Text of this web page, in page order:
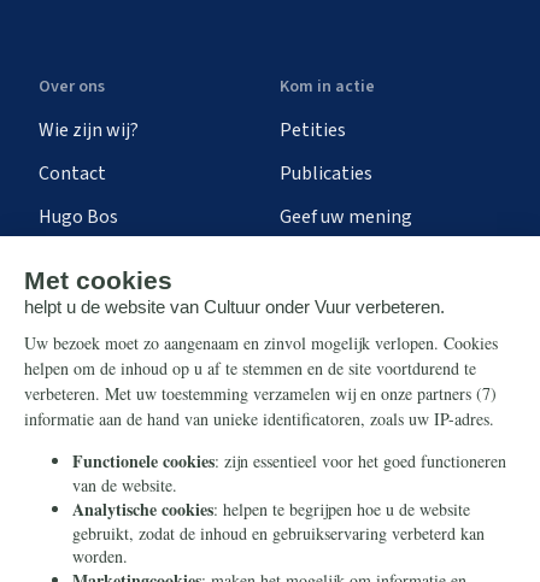
Over ons
Wie zijn wij?
Contact
Hugo Bos
Kom in actie
Petities
Publicaties
Geef uw mening
Steun ons
Nieuwsbrief
Eenmalig
Maandelijks
Periodiek
Nalaten
Info
Contact
Ontvang onze Telegram-
berichten